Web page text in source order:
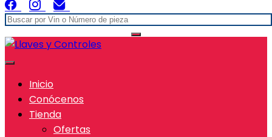
Inicio
Conócenos
Tienda
Ofertas